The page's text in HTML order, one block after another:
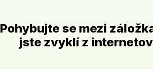
Pohybujte se mezi
jste zvyklí z